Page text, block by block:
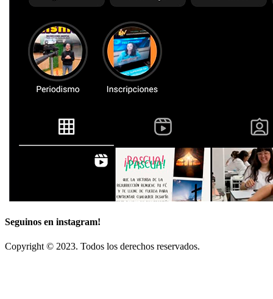
Seguinos en instagram!
Copyright © 2023. Todos los derechos reservados.